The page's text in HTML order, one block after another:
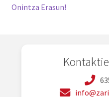
Onintza Erasun!